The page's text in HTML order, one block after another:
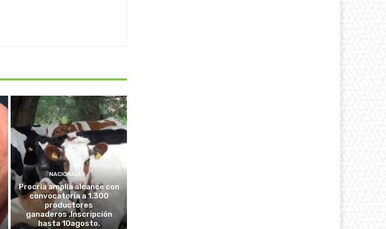
NACIONALES
Procría amplía alcance con
convocatoria a 1.300
productores
ganaderos .Inscripción
hasta 10agosto.